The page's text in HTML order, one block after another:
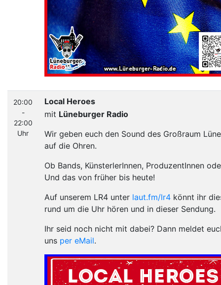
20:00
-
22:00
Uhr
Local Heroes
mit Lüneburger Radio
Wir geben euch den Sound des Großraum
auf die Ohren.
Ob Bands, KünsterlerInnen, ProduzentInnen
Und das von früher bis heute!
Auf unserem LR4 unter laut.fm/lr4 könnt ihr
rund um die Uhr hören und in dieser Sendung.
Ihr seid noch nicht mit dabei? Dann meldet
uns per eMail.